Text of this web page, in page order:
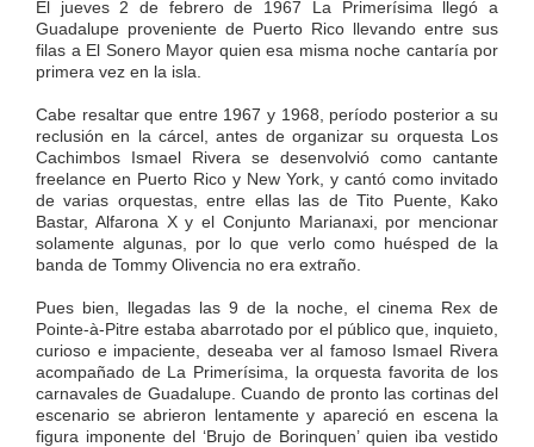
El jueves 2 de febrero de 1967 La Primerísima llegó a
Guadalupe proveniente de Puerto Rico llevando entre sus
filas a El Sonero Mayor quien esa misma noche cantaría por
primera vez en la isla.
Cabe resaltar que entre 1967 y 1968, período posterior a su
reclusión en la cárcel, antes de organizar su orquesta Los
Cachimbos Ismael Rivera se desenvolvió como cantante
freelance en Puerto Rico y New York, y cantó como invitado
de varias orquestas, entre ellas las de Tito Puente, Kako
Bastar, Alfarona X y el Conjunto Marianaxi, por mencionar
solamente algunas, por lo que verlo como huésped de la
banda de Tommy Olivencia no era extraño.
Pues bien, llegadas las 9 de la noche, el cinema Rex de
Pointe-à-Pitre estaba abarrotado por el público que, inquieto,
curioso e impaciente, deseaba ver al famoso Ismael Rivera
acompañado de La Primerísima, la orquesta favorita de los
carnavales de Guadalupe. Cuando de pronto las cortinas del
escenario se abrieron lentamente y apareció en escena la
figura imponente del ‘Brujo de Borinquen’ quien iba vestido